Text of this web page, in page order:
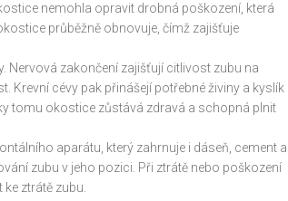
nemohla opravit drobná poškození, která
průběžně obnovuje, čímž zajišťuje
Nervová zakončení zajišťují citlivost zubu na
Krevní cévy pak přinášejí potřebné živiny a kyslík
tomu okostice zůstává zdravá a schopná plnit
aparátu, který zahrnuje i dáseň, cement a
zubu v jeho pozici. Při ztrátě nebo poškození
ztrátě zubu.